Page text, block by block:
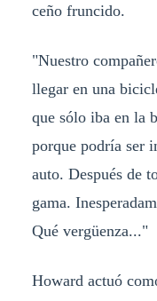
ceño fruncido.
"Nuestro
llegar en una
que sólo iba en la
porque podría ser
auto. Después de
gama.
Qué vergüenza..."
Howard actuó